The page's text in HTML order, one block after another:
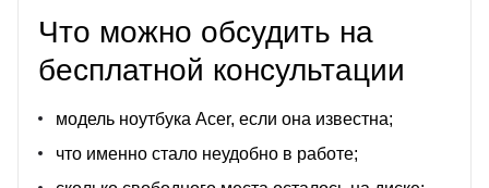
Что можно обсудить на
бесплатной консультации
модель ноутбука Acer, если она известна;
что именно стало неудобно в работе;